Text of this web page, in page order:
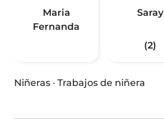
Maria
Fernanda
Saray
(2)
Niñeras · Trabajos de niñera